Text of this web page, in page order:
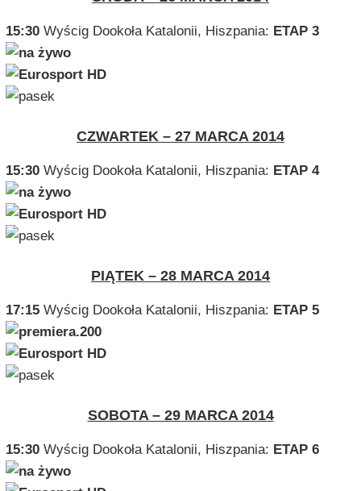
15:30Wyścig Dookoła Katalonii, Hiszpania: ETAP 3
CZWARTEK – 27 MARCA 2014
15:30Wyścig Dookoła Katalonii, Hiszpania: ETAP 4
PIĄTEK – 28 MARCA 2014
17:15Wyścig Dookoła Katalonii, Hiszpania: ETAP 5
SOBOTA – 29 MARCA 2014
15:30Wyścig Dookoła Katalonii, Hiszpania: ETAP 6